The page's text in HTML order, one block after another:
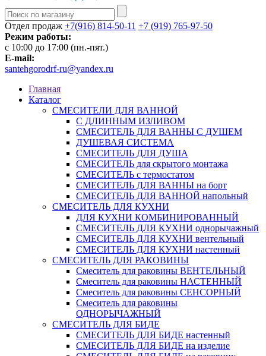
Отдел продаж +7(916) 814-50-11 +7 (919) 765-97-50
Режим работы:
c 10:00 до 17:00 (пн.-пят.)
E-mail:
santehgorodrf-ru@yandex.ru
Главная
Каталог
СМЕСИТЕЛИ ДЛЯ ВАННОЙ
С ДЛИННЫМ ИЗЛИВОМ
СМЕСИТЕЛЬ ДЛЯ ВАННЫ С ДУШЕМ
ДУШЕВАЯ СИСТЕМА
СМЕСИТЕЛЬ ДЛЯ ДУША
СМЕСИТЕЛЬ для скрытого монтажа
СМЕСИТЕЛЬ с термостатом
СМЕСИТЕЛЬ ДЛЯ ВАННЫ на борт
СМЕСИТЕЛЬ ДЛЯ ВАННОЙ напольный
СМЕСИТЕЛЬ ДЛЯ КУХНИ
ДЛЯ КУХНИ КОМБИНИРОВАННЫЙ
СМЕСИТЕЛЬ ДЛЯ КУХНИ однорычажный
СМЕСИТЕЛЬ ДЛЯ КУХНИ вентельный
СМЕСИТЕЛЬ ДЛЯ КУХНИ настенный
СМЕСИТЕЛЬ ДЛЯ РАКОВИНЫ
Смеситель для раковины ВЕНТЕЛЬНЫЙ
Смеситель для раковины НАСТЕННЫЙ
Смеситель для раковины СЕНСОРНЫЙ
Смеситель для раковины
ОДНОРЫЧАЖНЫЙ
СМЕСИТЕЛЬ ДЛЯ БИДЕ
СМЕСИТЕЛЬ ДЛЯ БИДЕ настенный
СМЕСИТЕЛЬ ДЛЯ БИДЕ на изделие